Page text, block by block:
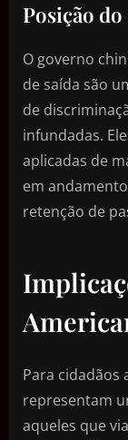
Posição
O governo
de saída são
de
infundadas.
aplicadas de
em
retenção de
Para cidadãos
representam
aqueles que